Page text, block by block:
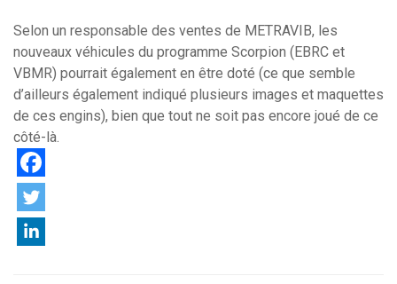
Selon un responsable des ventes de METRAVIB, les
nouveaux véhicules du programme Scorpion (EBRC et
VBMR) pourrait également en être doté (ce que semble
d’ailleurs également indiqué plusieurs images et maquettes
de ces engins), bien que tout ne soit pas encore joué de ce
côté-là.